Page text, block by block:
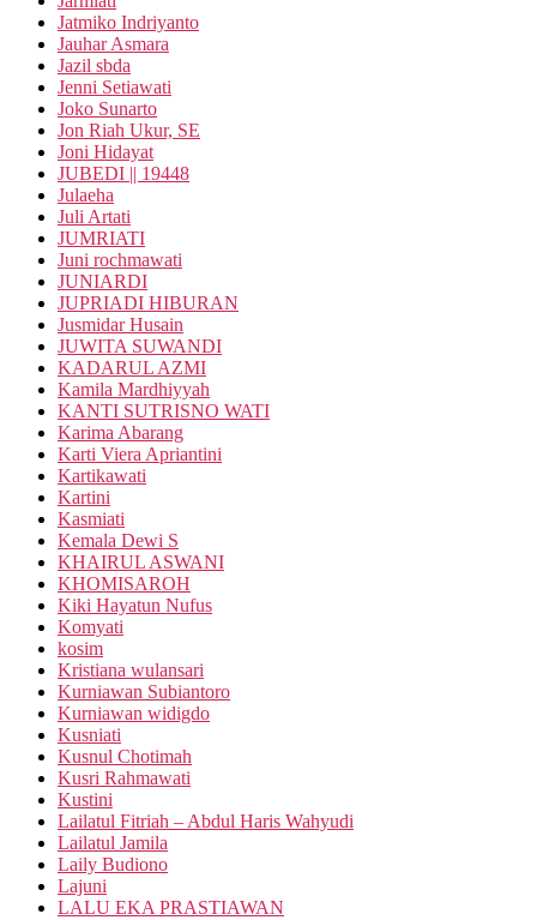
Jatmiko Indriyanto
Jauhar Asmara
Jazil sbda
Jenni Setiawati
Joko Sunarto
Jon Riah Ukur, SE
Joni Hidayat
JUBEDI || 19448
Julaeha
Juli Artati
JUMRIATI
Juni rochmawati
JUNIARDI
JUPRIADI HIBURAN
Jusmidar Husain
JUWITA SUWANDI
KADARUL AZMI
Kamila Mardhiyyah
KANTI SUTRISNO WATI
Karima Abarang
Karti Viera Apriantini
Kartikawati
Kartini
Kasmiati
Kemala Dewi S
KHAIRUL ASWANI
KHOMISAROH
Kiki Hayatun Nufus
Komyati
kosim
Kristiana wulansari
Kurniawan Subiantoro
Kurniawan widigdo
Kusniati
Kusnul Chotimah
Kusri Rahmawati
Kustini
Lailatul Fitriah – Abdul Haris Wahyudi
Lailatul Jamila
Laily Budiono
Lajuni
LALU EKA PRASTIAWAN